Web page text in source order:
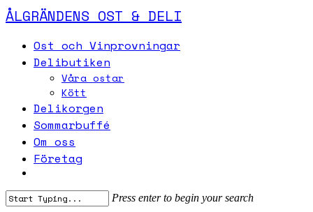
Skip
to
content
ÅLGRÄNDENS OST & DELI
Menu Ost och Vinprovningar
Delibutiken
Våra ostar
Kött
Delikorgen
Sommarbuffé
Om oss
Företag
Press enter to begin your search